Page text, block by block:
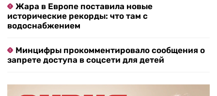
Жара в Европе поставила новые
исторические рекорды: что там с
водоснабжением
Минцифры прокомментировало сообщения о
запрете доступа в соцсети для детей